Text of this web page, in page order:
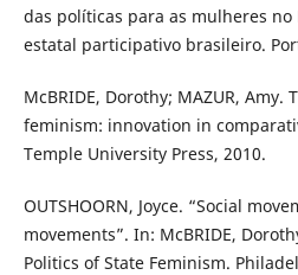
das políticas para as mulheres
estatal participativo brasileiro.
McBRIDE, Dorothy; MAZUR, Amy.
feminism: innovation in
Temple University Press, 2010.
OUTSHOORN, Joyce. “Social
movements”. In: McBRIDE,
Politics of State Feminism.